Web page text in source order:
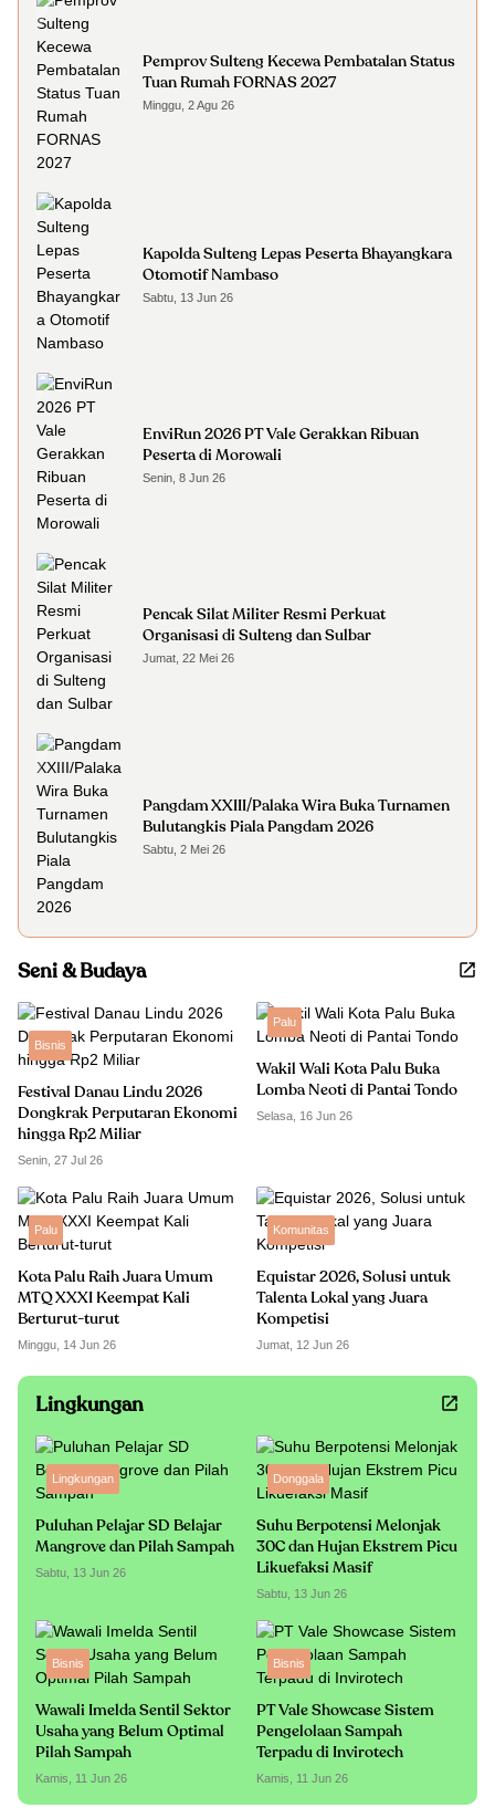
Pemprov Sulteng Kecewa Pembatalan Status
Tuan Rumah FORNAS 2027
Minggu, 2 Agu 26
Kapolda Sulteng Lepas Peserta Bhayangkara
Otomotif Nambaso
Sabtu, 13 Jun 26
EnviRun 2026 PT Vale Gerakkan Ribuan
Peserta di Morowali
Senin, 8 Jun 26
Pencak Silat Militer Resmi Perkuat
Organisasi di Sulteng dan Sulbar
Jumat, 22 Mei 26
Pangdam XXIII/Palaka Wira Buka Turnamen
Bulutangkis Piala Pangdam 2026
Sabtu, 2 Mei 26
Seni & Budaya
Bisnis
Festival Danau Lindu 2026
Dongkrak Perputaran Ekonomi
hingga Rp2 Miliar
Senin, 27 Jul 26
Palu
Wakil Wali Kota Palu Buka
Lomba Neoti di Pantai Tondo
Selasa, 16 Jun 26
Palu
Kota Palu Raih Juara Umum
MTQ XXXI Keempat Kali
Berturut-turut
Minggu, 14 Jun 26
Komunitas
Equistar 2026, Solusi untuk
Talenta Lokal yang Juara
Kompetisi
Jumat, 12 Jun 26
Lingkungan
Lingkungan
Puluhan Pelajar SD Belajar
Mangrove dan Pilah Sampah
Sabtu, 13 Jun 26
Donggala
Suhu Berpotensi Melonjak
30C dan Hujan Ekstrem Picu
Likuefaksi Masif
Sabtu, 13 Jun 26
Bisnis
Wawali Imelda Sentil Sektor
Usaha yang Belum Optimal
Pilah Sampah
Kamis, 11 Jun 26
Bisnis
PT Vale Showcase Sistem
Pengelolaan Sampah
Terpadu di Invirotech
Kamis, 11 Jun 26